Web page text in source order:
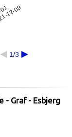
1/3
12-09
- Graf - Esbjerg